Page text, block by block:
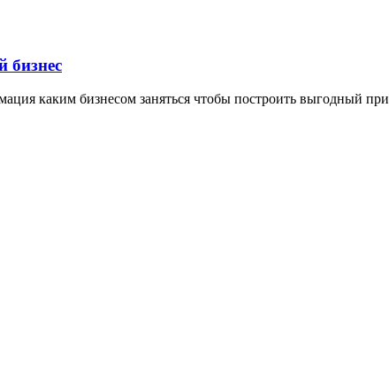
бизнес
каким бизнесом заняться чтобы построить выгодный